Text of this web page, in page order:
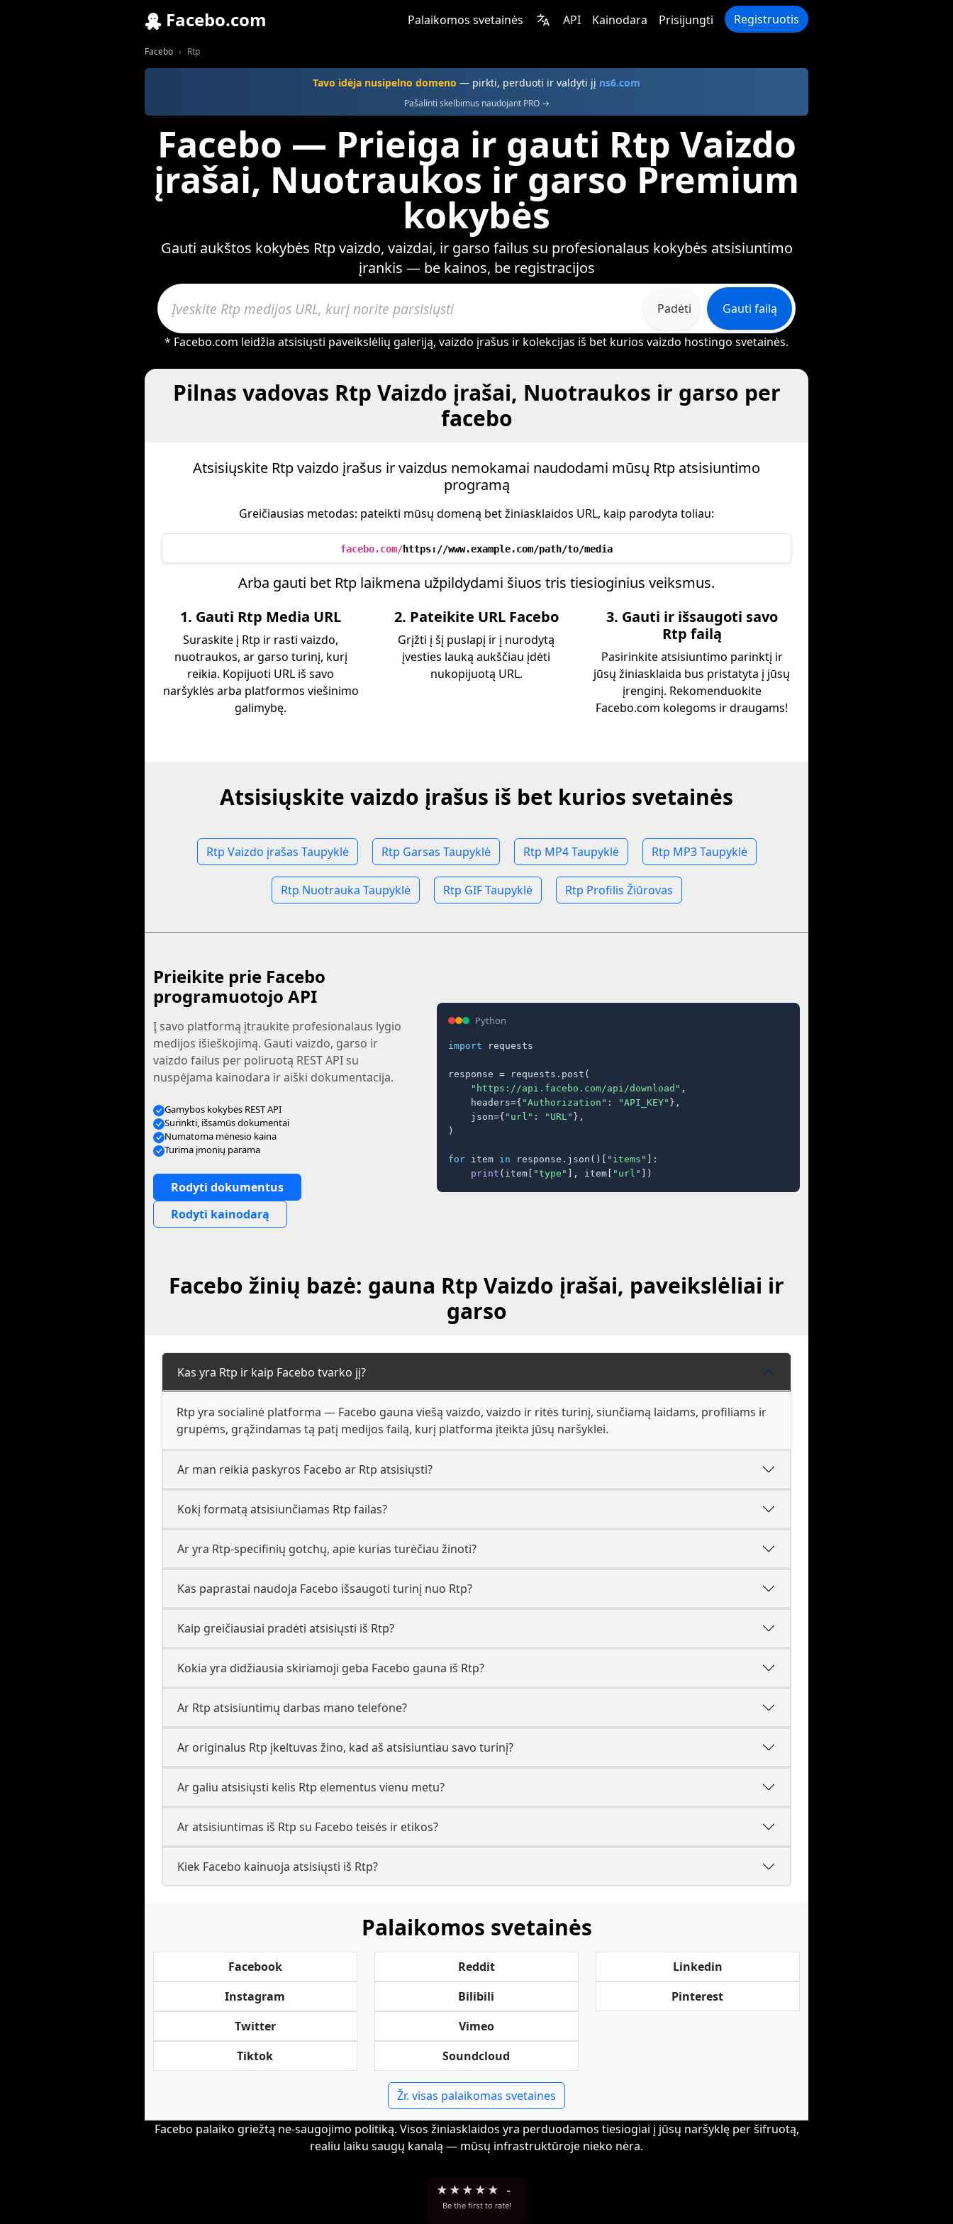
Facebo.com Palaikomos svetainės API Kainodara Prisijungti Registruotis
Facebo Rtp
Tavo idėja nusipelno domeno — pirkti, perduoti ir valdyti jį ns6.com
Pašalinti skelbimus naudojant PRO →
Facebo — Prieiga ir gauti Rtp Vaizdo
įrašai, Nuotraukos ir garso Premium
kokybės
Gauti aukštos kokybės Rtp vaizdo, vaizdai, ir garso failus su profesionalaus kokybės atsisiuntimo
įrankis — be kainos, be registracijos
Padėti Gauti failą
* Facebo.com leidžia atsisiųsti paveikslėlių galeriją, vaizdo įrašus ir kolekcijas iš bet kurios vaizdo hostingo svetainės.
Pilnas vadovas Rtp Vaizdo įrašai, Nuotraukos ir garso per
facebo
Atsisiųskite Rtp vaizdo įrašus ir vaizdus nemokamai naudodami mūsų Rtp atsisiuntimo
programą
Greičiausias metodas: pateikti mūsų domeną bet žiniasklaidos URL, kaip parodyta toliau:
facebo.com/https://www.example.com/path/to/media
Arba gauti bet Rtp laikmena užpildydami šiuos tris tiesioginius veiksmus.
1. Gauti Rtp Media URL
Suraskite į Rtp ir rasti vaizdo,
nuotraukos, ar garso turinį, kurį
reikia. Kopijuoti URL iš savo
naršyklės arba platformos viešinimo
galimybę.
2. Pateikite URL Facebo
Grįžti į šį puslapį ir į nurodytą
įvesties lauką aukščiau įdėti
nukopijuotą URL.
3. Gauti ir išsaugoti savo
Rtp failą
Pasirinkite atsisiuntimo parinktį ir
jūsų žiniasklaida bus pristatyta į jūsų
įrenginį. Rekomenduokite
Facebo.com kolegoms ir draugams!
Atsisiųskite vaizdo įrašus iš bet kurios svetainės
Rtp Vaizdo įrašas Taupyklė Rtp Garsas Taupyklė Rtp MP4 Taupyklė Rtp MP3 Taupyklė
Rtp Nuotrauka Taupyklė Rtp GIF Taupyklė Rtp Profilis Žiūrovas
Prieikite prie Facebo
programuotojo API
Į savo platformą įtraukite profesionalaus lygio
medijos išieškojimą. Gauti vaizdo, garso ir
vaizdo failus per poliruotą REST API su
nuspėjama kainodara ir aiški dokumentacija.
Gamybos kokybės REST API
Surinkti, išsamūs dokumentai
Numatoma mėnesio kaina
Turima įmonių parama
Rodyti dokumentus
Rodyti kainodarą
Python
import requests
response = requests.post(
"https://api.facebo.com/api/download" ,
    headers={
"Authorization" : "API_KEY" },
    json={
"url" : "URL" },
)
for item in response.json()[ "items" ]:
print (item[ "type" ], item[ "url" ])
Facebo žinių bazė: gauna Rtp Vaizdo įrašai, paveikslėliai ir
garso
Kas yra Rtp ir kaip Facebo tvarko jį?
Rtp yra socialinė platforma — Facebo gauna viešą vaizdo, vaizdo ir ritės turinį, siunčiamą laidams, profiliams ir
grupėms, grąžindamas tą patį medijos failą, kurį platforma įteikta jūsų naršyklei.
Ar man reikia paskyros Facebo ar Rtp atsisiųsti?
Kokį formatą atsisiunčiamas Rtp failas?
Ar yra Rtp-specifinių gotchų, apie kurias turėčiau žinoti?
Kas paprastai naudoja Facebo išsaugoti turinį nuo Rtp?
Kaip greičiausiai pradėti atsisiųsti iš Rtp?
Kokia yra didžiausia skiriamoji geba Facebo gauna iš Rtp?
Ar Rtp atsisiuntimų darbas mano telefone?
Ar originalus Rtp įkeltuvas žino, kad aš atsisiuntiau savo turinį?
Ar galiu atsisiųsti kelis Rtp elementus vienu metu?
Ar atsisiuntimas iš Rtp su Facebo teisės ir etikos?
Kiek Facebo kainuoja atsisiųsti iš Rtp?
Palaikomos svetainės
Facebook
Instagram
Twitter
Tiktok
Reddit
Bilibili
Vimeo
Soundcloud
Linkedin
Pinterest
Žr. visas palaikomas svetaines
Facebo palaiko griežtą ne-saugojimo politiką. Visos žiniasklaidos yra perduodamos tiesiogiai į jūsų naršyklę per šifruotą,
realiu laiku saugų kanalą — mūsų infrastruktūroje nieko nėra.
★ ★ ★ ★ ★ -
Be the first to rate!